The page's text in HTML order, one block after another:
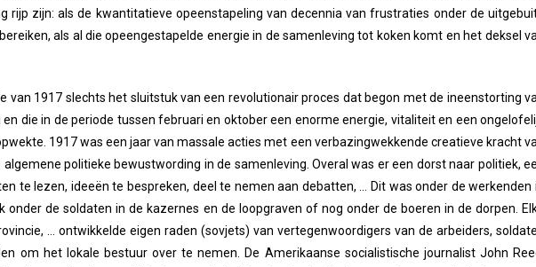
rijp zijn: als de kwantitatieve opeenstapeling van decennia van frustraties onder de
als al die opeengestapelde energie in de samenleving tot koken komt en het deksel
van 1917 slechts het sluitstuk van een revolutionair proces dat begon met de ineenstorting
die in de periode tussen februari en oktober een enorme energie, vitaliteit en een
1917 was een jaar van massale acties met een verbazingwekkende creatieve kracht
politieke bewustwording in de samenleving. Overal was er een dorst naar politiek,
te lezen, ideeën te bespreken, deel te nemen aan debatten, … Dit was onder de werkenden
onder de soldaten in de kazernes en de loopgraven of nog onder de boeren in de dorpen.
… ontwikkelde eigen raden (sovjets) van vertegenwoordigers van de arbeiders,
om het lokale bestuur over te nemen. De Amerikaanse socialistische journalist John